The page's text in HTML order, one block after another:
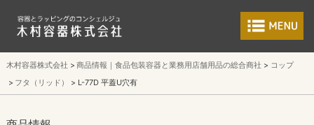
食品包装容器と
木村容器株式会社 商品情報｜食品包装容器と業務用店舗用品の総合商社
コップ
フタ（リッド）
L-77D 平蓋U穴有